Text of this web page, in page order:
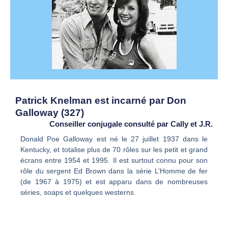
Patrick Knelman est incarné par Don
Galloway (327)
Conseiller conjugale consulté par Cally et J.R.
Donald Poe Galloway est né le 27 juillet 1937 dans le
Kentucky, et totalise plus de 70 rôles sur les petit et grand
écrans entre 1954 et 1995. Il est surtout connu pour son
rôle du sergent Ed Brown dans la série L’Homme de fer
(de 1967 à 1975) et est apparu dans de nombreuses
séries, soaps et quelques westerns.